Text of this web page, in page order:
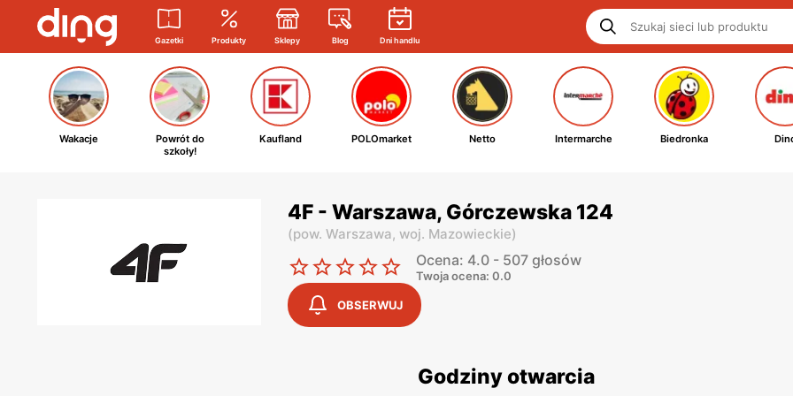
Gazetki Produkty Sklepy Blog Dni handlu
Wakacje
Powrót do
szkoły!
Kaufland POLOmarket Netto Intermarche Biedronka
4F - Warszawa, Górczewska 124
(pow. Warszawa, woj. Mazowieckie)
Ocena: 4.0 - 507 głosów
Twoja ocena: 0.0
OBSERWUJ
Godziny otwarcia